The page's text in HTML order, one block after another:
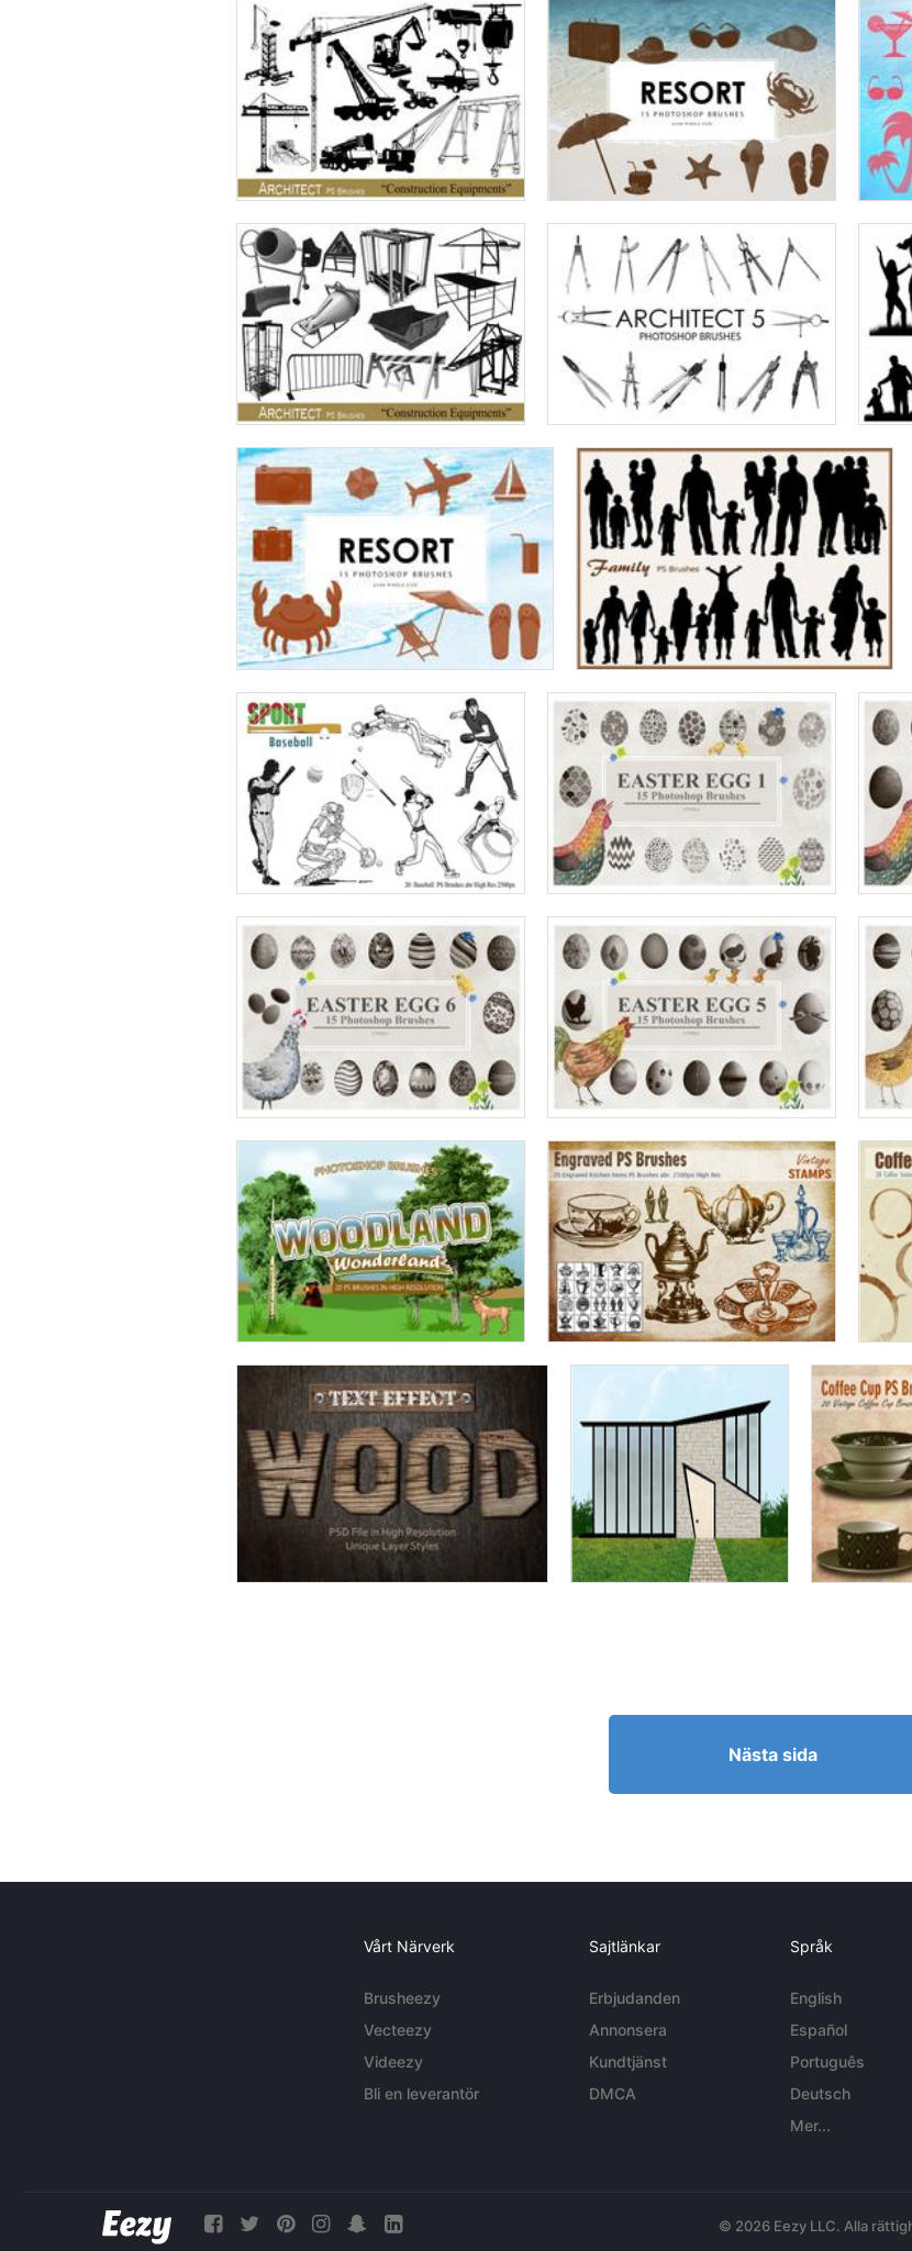
Nästa sida
Vårt Närverk
Brusheezy
Vecteezy
Videezy
Bli en leverantör
Sajtlänkar
Erbjudanden
Annonsera
Kundtjänst
DMCA
Språk
English
Español
Português
Deutsch
Mer...
© 2026 Eezy LLC. Alla